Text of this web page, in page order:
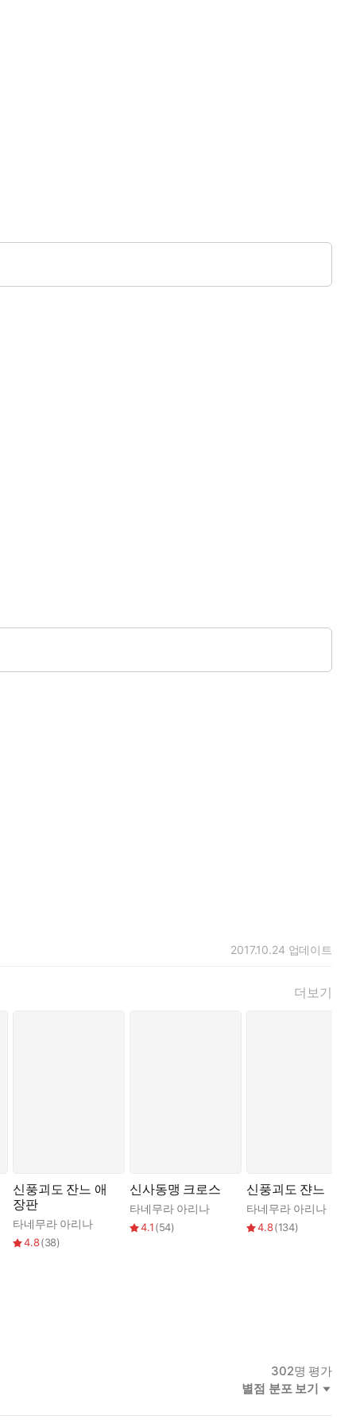
2017.10.24 업데이트
더보기
키 테이코, 반다이 남코 온라인,이지윤
신풍괴도 잔느 애
장판
타네무라 아리나
4.8(38)
신사동맹 크로스
타네무라 아리나
4.1(54)
신풍괴도 쟌느
타네무라 아리나
4.8(134)
302명 평가
별점 분포 보기